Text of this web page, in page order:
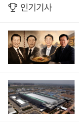
인기기사